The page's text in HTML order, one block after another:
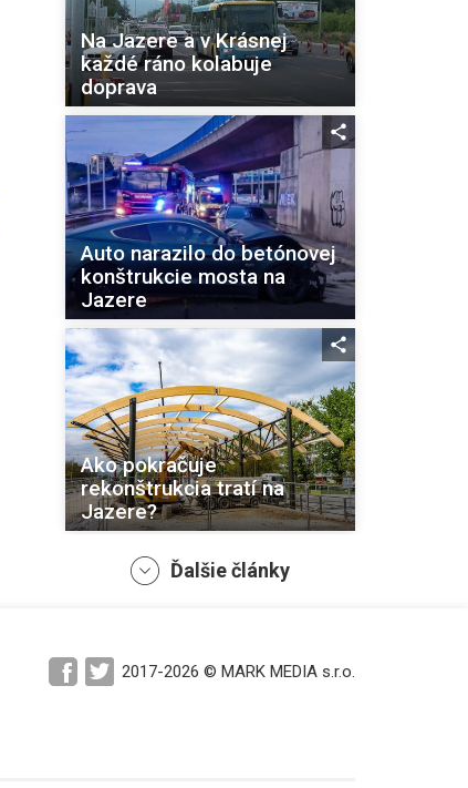
Na Jazere a v Krásnej
každé ráno kolabuje
doprava
Auto narazilo do betónovej
konštrukcie mosta na
Jazere
Ako pokračuje
rekonštrukcia tratí na
Jazere?
Termín ukončenia prác na
Jazere by sa mal dodržať.
Ďalšie články
2017-2026 © MARK MEDIA s.r.o.